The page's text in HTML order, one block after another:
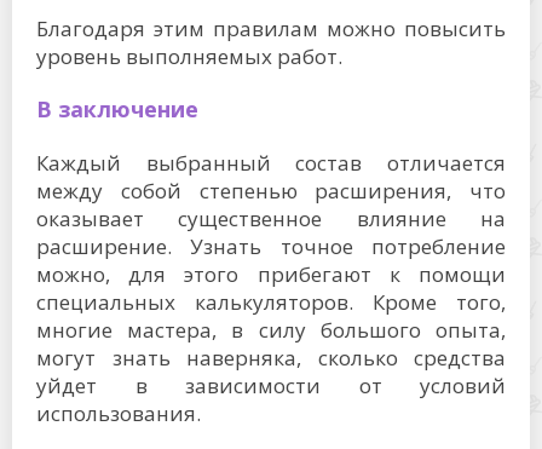
Благодаря этим правилам можно повысить
уровень выполняемых работ.
В заключение
Каждый выбранный состав отличается
между собой степенью расширения, что
оказывает существенное влияние на
расширение. Узнать точное потребление
можно, для этого прибегают к помощи
специальных калькуляторов. Кроме того,
многие мастера, в силу большого опыта,
могут знать наверняка, сколько средства
уйдет в зависимости от условий
использования.